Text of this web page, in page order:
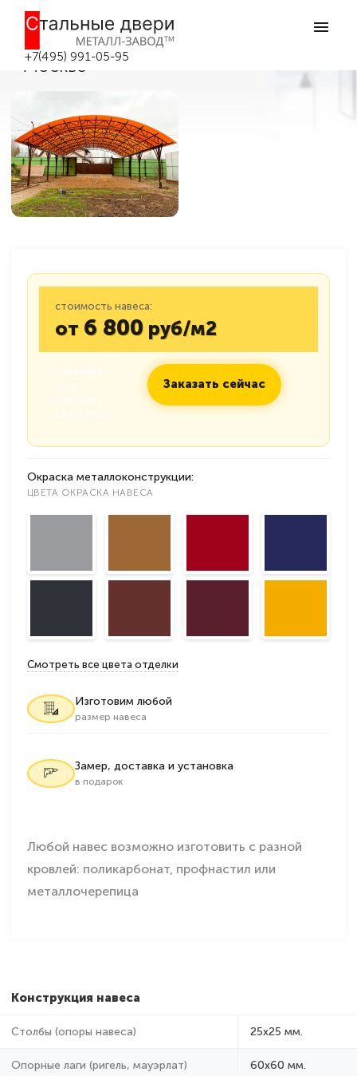
+7(495) 991-05-95
Навес для автомобиля №47 в
Москве
Главная
Навес для автомобиля №47
стоимость навеса:
от 6 800 руб/м2
Заказать сейчас
Окраска металлоконструкции:
ЦВЕТА ОКРАСКА НАВЕСА
Смотреть все цвета отделки
Изготовим любой
размер навеса
Замер, доставка и установка
в подарок
Любой навес возможно изготовить с разной
кровлей: поликарбонат, профнастил или
металлочерепица
Конструкция навеса
Столбы (опоры навеса) 25х25 мм.
Опорные лаги (ригель, мауэрлат) 60х60 мм.